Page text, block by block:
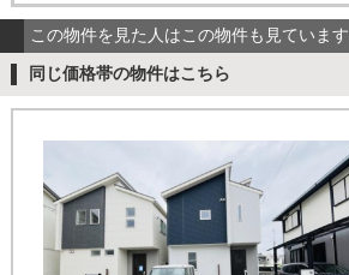
この物件を見た人はこの物件も見ています
同じ価格帯の物件はこちら